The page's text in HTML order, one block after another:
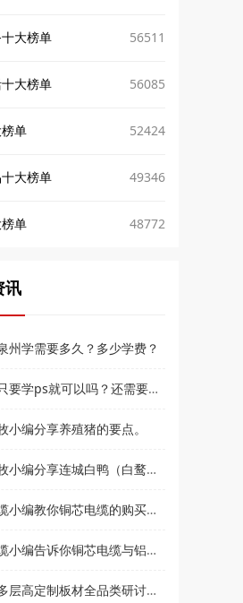
大榜单 56511
大榜单 56085
单 52424
大榜单 49346
单 48772
讯
州学需要多久？多少学费？
平面设计是只要学ps就可以吗？还需要学什么？和高新教育小编来了解
小编分享养殖猪的要点。
连城康浓畜牧小编分享连城白鸭（白鹜鸭）简介
福建乐祥线缆小编教你铜芯电缆的购买技巧？
福建乐祥线缆小编告诉你铜芯电缆与铝芯电缆各有什么优点
平安树实木多层高定制板材全品类研讨会暨2021***经销商大会即将盛大召开